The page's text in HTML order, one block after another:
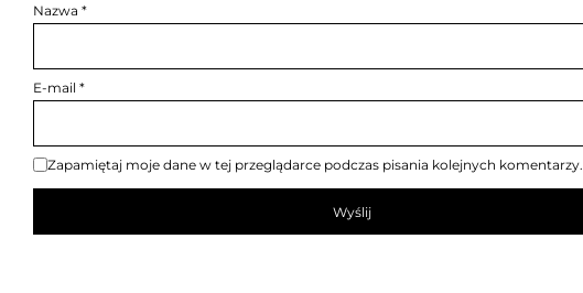
Nazwa *
E-mail *
Zapamiętaj moje dane w tej przeglądarce podczas pisania kolejnych komentarzy.